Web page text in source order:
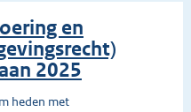
en
2025
heden met